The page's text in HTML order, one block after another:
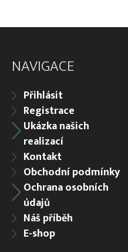
NAVIGACE
Přihlásit
Registrace
Ukázka našich
realizací
Kontakt
Obchodní podmínky
Ochrana osobních
údajů
Náš příběh
E-shop